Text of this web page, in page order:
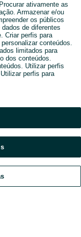
Chat Conta
ativamente as
Armazenar e/ou
os públicos
de diferentes
Criar perfis para
conteúdos.
limitados para
dos conteúdos.
Utilizar perfis
perfis para